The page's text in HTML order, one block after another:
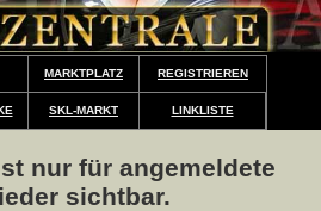
MARKTPLATZ REGISTRIEREN
SKL-MARKT LINKLISTE
nur für angemeldete
sichtbar.